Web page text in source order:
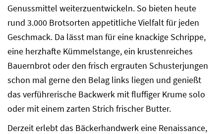
Genussmittel weiterzuentwickeln. So bieten heute
rund 3.000 Brotsorten appetitliche Vielfalt für jeden
Geschmack. Da lässt man für eine knackige Schrippe,
eine herzhafte Kümmelstange, ein krustenreiches
Bauernbrot oder den frisch ergrauten Schusterjungen
schon mal gerne den Belag links liegen und genießt
das verführerische Backwerk mit fluffiger Krume solo
oder mit einem zarten Strich frischer Butter.
Derzeit erlebt das Bäckerhandwerk eine Renaissance,